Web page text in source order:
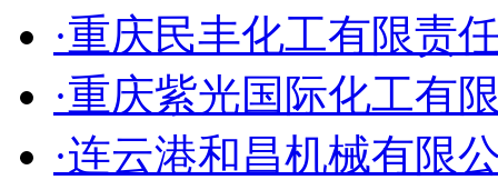
·重庆民丰化工有限责
·重庆紫光国际化工有
·连云港和昌机械有限